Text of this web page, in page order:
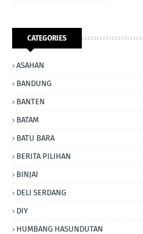
CATEGORIES
ASAHAN
BANDUNG
BANTEN
BATAM
BATU BARA
BERITA PILIHAN
BINJAI
DELI SERDANG
DIY
HUMBANG HASUNDUTAN